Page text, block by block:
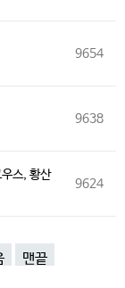
9654
9638
스, 황산
9624
맨끝